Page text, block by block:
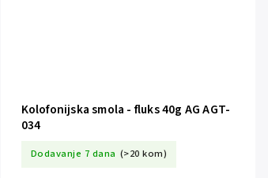
Kolofonijska smola - fluks 40g AG AGT-
034
Dodavanje 7 dana (>20 kom)